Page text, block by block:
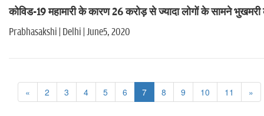
कोविड-19 महामारी के कारण 26 करोड़ से ज्यादा लोगों के सामने
Prabhasakshi | Delhi | June5, 2020
« 2 3 4 5 6 7 8 9 10 11 »